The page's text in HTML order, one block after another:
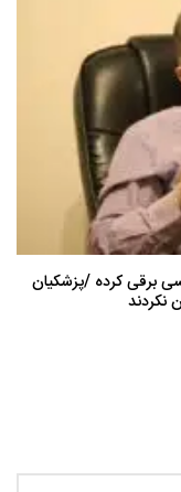
برقی کرده /پزشکیان
نکردند